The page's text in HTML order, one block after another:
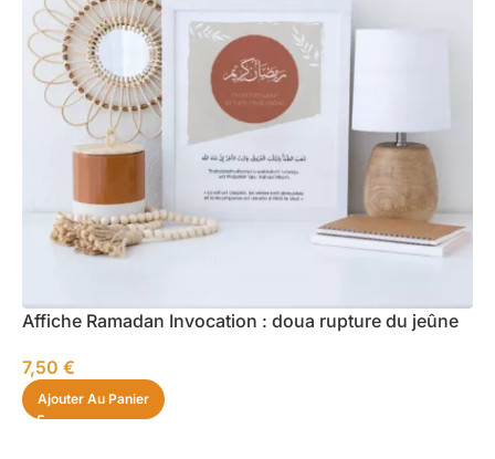
Affiche Ramadan Invocation : doua rupture du jeûne
7,50 €
Ajouter Au Panier